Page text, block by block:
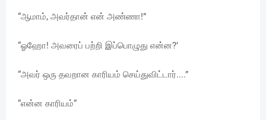
“ஆமாம், அவர்தான் என் அண்ணா!”
“ஓஹோ! அவரைப் பற்றி இப்பொழுது என்ன?’
“அவர் ஒரு தவறான காரியம் செய்துவிட்டார்....”
“என்ன காரியம்“